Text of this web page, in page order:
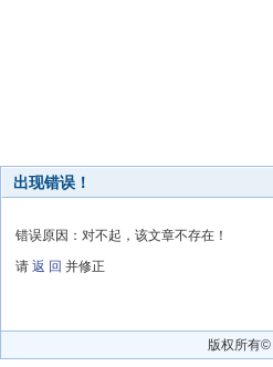
出现错误！
错误原因：对不起，该文章不存在！
请 返 回 并修正
版权所有©